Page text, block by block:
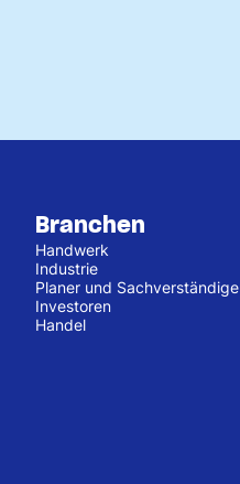
Branchen
Handwerk
Industrie
Planer und Sachverständige
Investoren
Handel